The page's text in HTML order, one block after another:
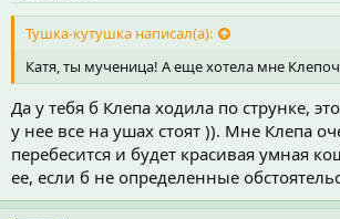
Тушка-кутушка написал(а):
Катя, ты мученица! А еще хотела мне
Да у тебя б Клепа ходила по струнке,
у нее все на ушах стоят )). Мне Клепа
перебесится и будет красивая умная
ее, если б не определенные